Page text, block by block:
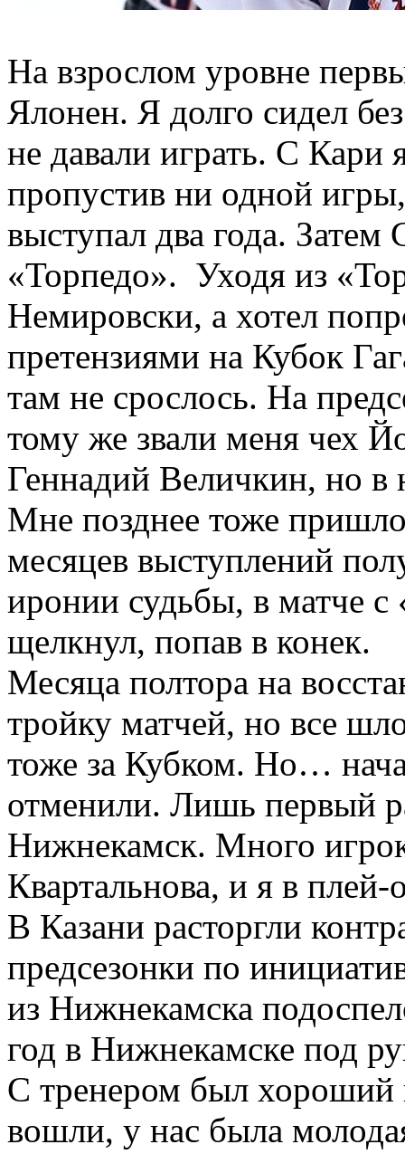
На взрослом уровне
Ялонен. Я долго сидел
не давали играть. С Кари
пропустив ни одной
выступал два года.
«Торпедо». Уходя из
Немировски, а хотел
претензиями на Кубок
там не срослось. На
тому же звали меня чех
Геннадий Величкин, но в
Мне позднее тоже
месяцев выступлений
иронии судьбы, в матче
щелкнул, попав в конек.
Месяца полтора на
тройку матчей, но все
тоже за Кубком. Но…
отменили. Лишь первый
Нижнекамск. Много
Квартальнова, и я в
В Казани расторгли
предсезонки по
из Нижнекамска
год в Нижнекамске под
С тренером был хороший
вошли, у нас была